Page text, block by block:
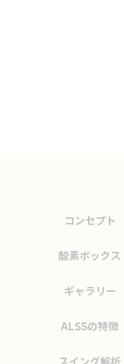
コンセプト
酸素ボックス
ギャラリー
ALSSの特徴